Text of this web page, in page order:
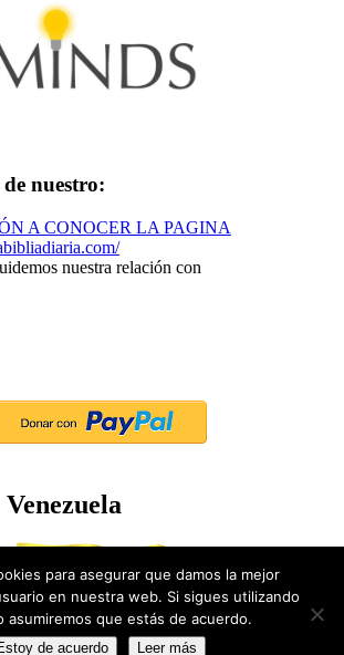
nuestro:
nuestra relación con
para asegurar que damos la mejor
en nuestra web. Si sigues utilizando
asumiremos que estás de acuerdo.
de acuerdo Leer más